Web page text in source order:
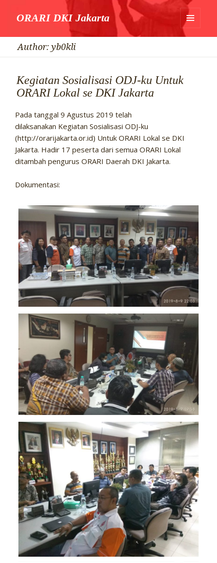
ORARI DKI Jakarta
MENU
WIDGET
Author: yb0kli
Kegiatan Sosialisasi ODJ-ku Untuk
ORARI Lokal se DKI Jakarta
Pada tanggal 9 Agustus 2019 telah
dilaksanakan Kegiatan Sosialisasi ODJ-ku
(http://orarijakarta.or.id) Untuk ORARI Lokal se DKI
Jakarta. Hadir 17 peserta dari semua ORARI Lokal
ditambah pengurus ORARI Daerah DKI Jakarta.
Dokumentasi: